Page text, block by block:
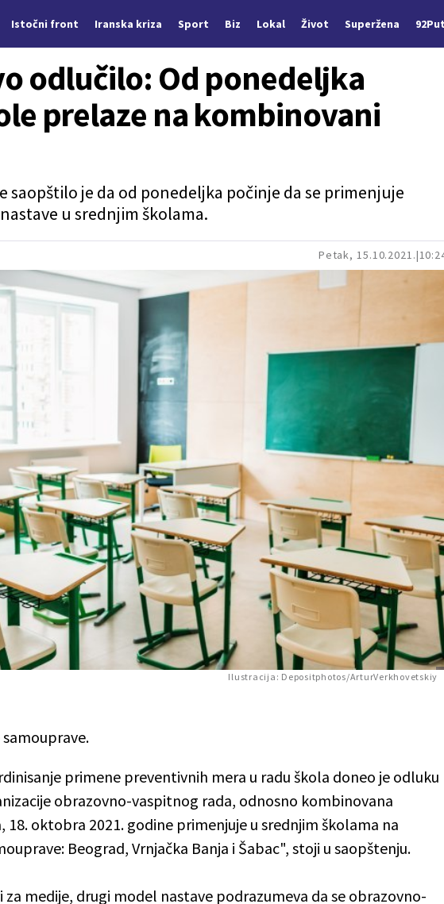
Istočni front Iranska kriza Sport Biz Lokal Život Superžena
Petak, 15.10.2021.
odlučilo: Od ponedeljka
prelaze na kombinovani
saopštilo je da od ponedeljka počinje da se primenjuje
u srednjim školama.
Ilustracija: Depositphotos/ArturVerkhovetskiy
primene preventivnih mera u radu škola doneo je odluku
obrazovno-vaspitnog rada, odnosno kombinovana
18. oktobra 2021. godine primenjuje u srednjim školama na
Beograd, Vrnjačka Banja i Šabac", stoji u saopštenju.
za medije, drugi model nastave podrazumeva da se obrazovno-